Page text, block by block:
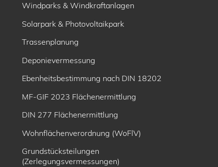
Windparks & Windkraftanlagen
Solarpark & Photovoltaikpark
Trassenplanung
Deponievermessung
Ebenheitsbe­stimmung nach DIN 18202
MF-GIF 2023 Flächenermittlung
DIN 277 Flächenermittlung
Wohnflächenverordnung (WoFlV)
Grundstücksteilungen
(Zerlegungsvermessungen)